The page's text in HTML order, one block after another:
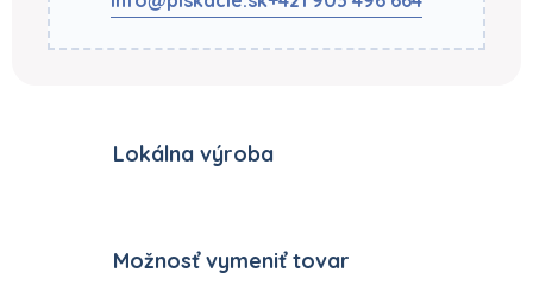
Lokálna výroba
Možnosť vymeniť tovar